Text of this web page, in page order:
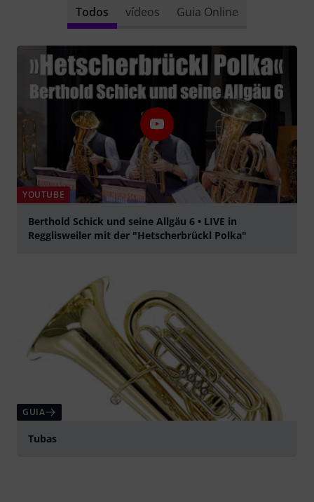
Todos vídeos Guia Online
YOUTUBE
Berthold Schick und seine Allgäu 6 • LIVE in
Regglisweiler mit der "Hetscherbrückl Polka"
GUIA
Tubas